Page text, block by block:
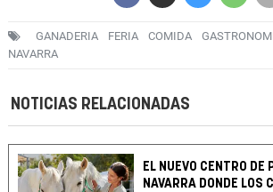
GANADERIA FERIA COMIDA
NAVARRA
NOTICIAS RELACIONADAS
EL NUEVO CENTRO DE
NAVARRA DONDE LOS